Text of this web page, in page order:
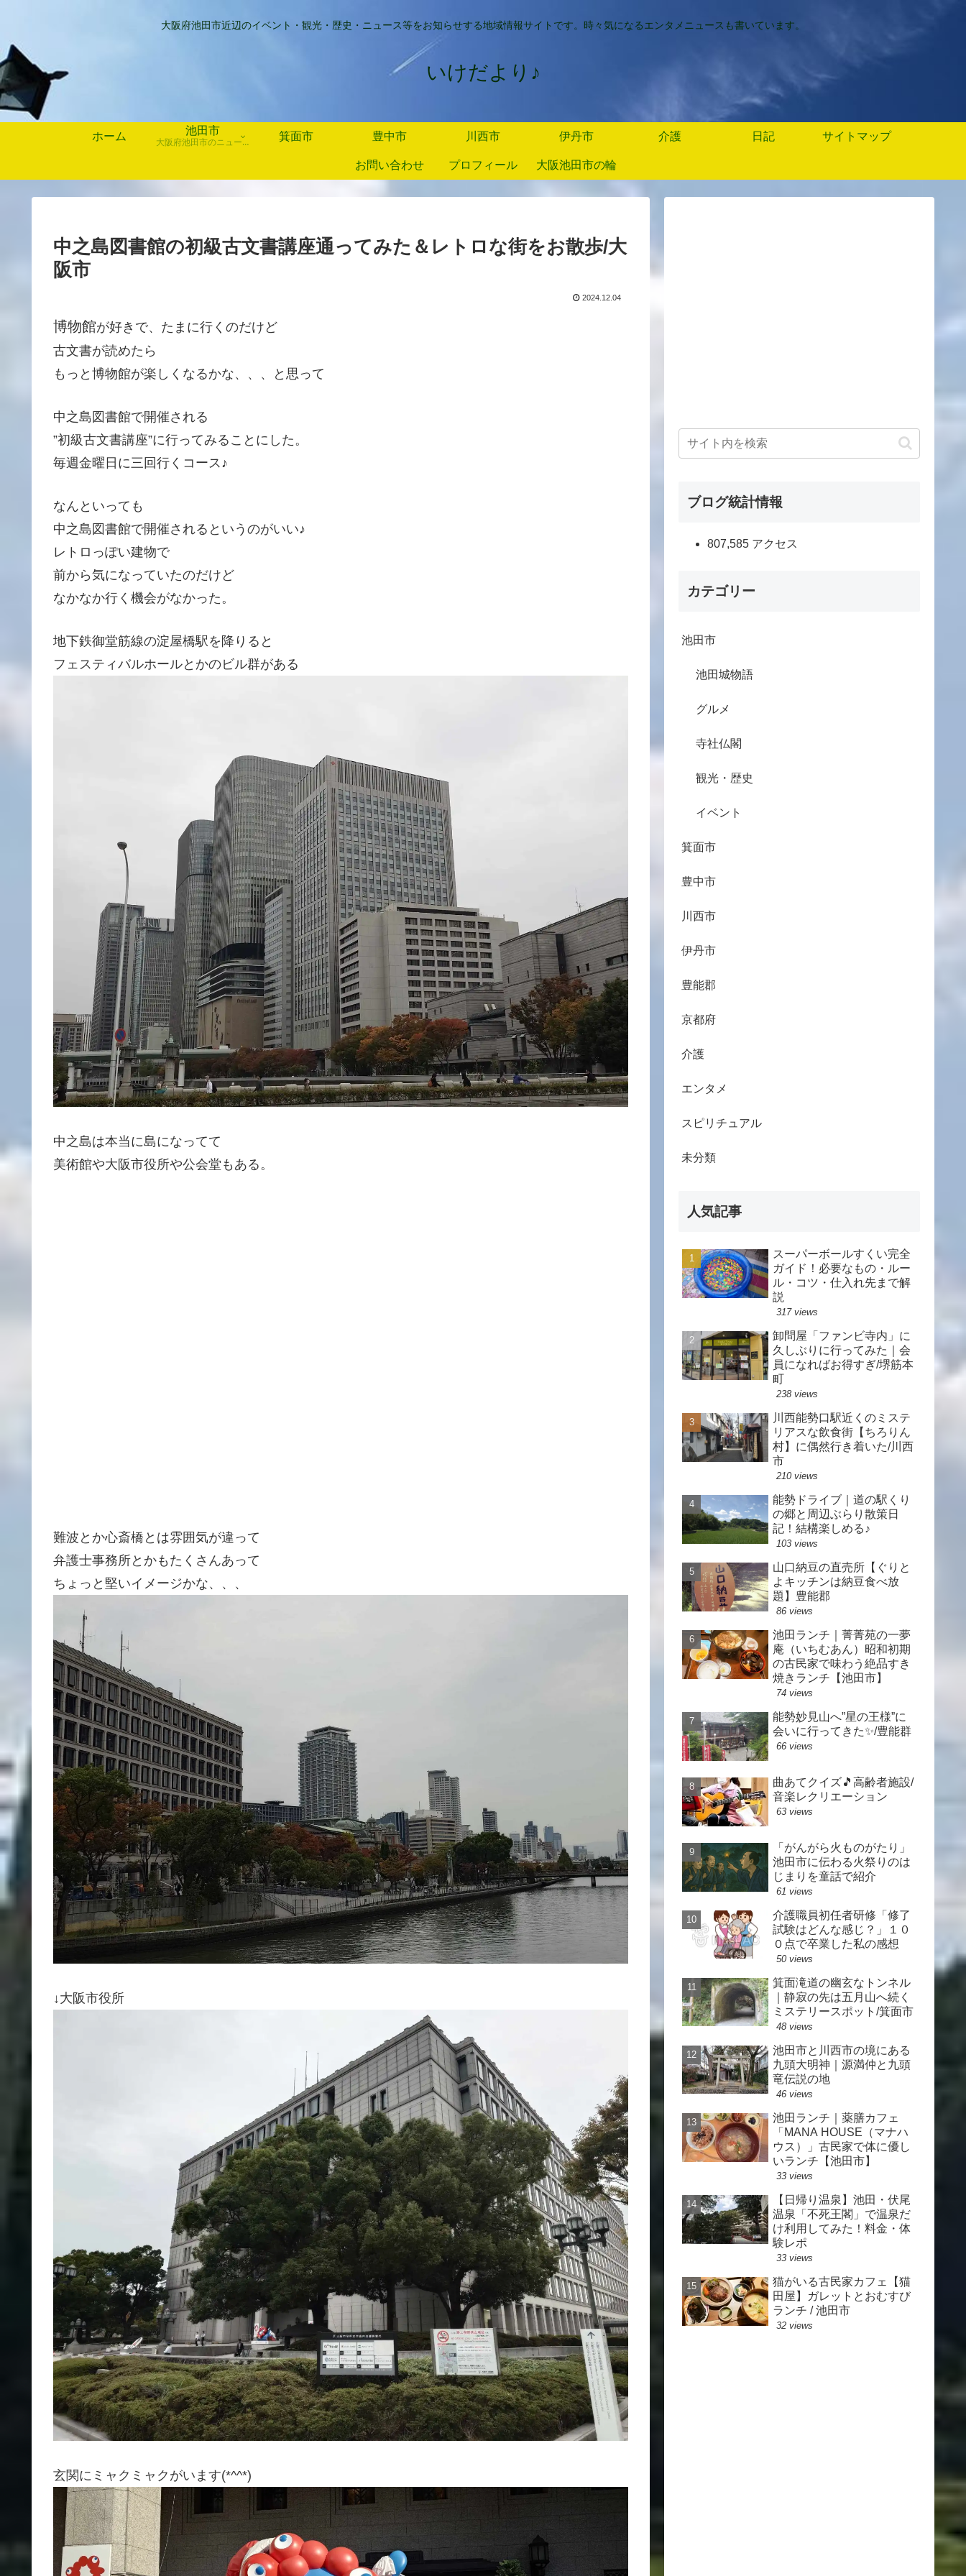
大阪府池田市近辺のイベント・観光・歴史・ニュース等をお知らせする地域情報サイトです。時々気になるエンタメニュースも書いています。
いけだより♪
ホーム
池田市
大阪府池田市のニュース、歴史や行事、お店情報など
箕面市 豊中市 川西市 伊丹市 介護 日記 サイトマップ
お問い合わせ プロフィール 大阪池田市の輪
中之島図書館の初級古文書講座通ってみた＆レトロな街をお散歩/大
阪市
2024.12.04
博物館が好きで、たまに行くのだけど
古文書が読めたら
もっと博物館が楽しくなるかな、、、と思って
中之島図書館で開催される
”初級古文書講座”に行ってみることにした。
毎週金曜日に三回行くコース♪
なんといっても
中之島図書館で開催されるというのがいい♪
レトロっぽい建物で
前から気になっていたのだけど
なかなか行く機会がなかった。
地下鉄御堂筋線の淀屋橋駅を降りると
フェスティバルホールとかのビル群がある
中之島は本当に島になってて
美術館や大阪市役所や公会堂もある。
難波とか心斎橋とは雰囲気が違って
弁護士事務所とかもたくさんあって
ちょっと堅いイメージかな、、、
↓大阪市役所
玄関にミャクミャクがいます(*^^*)
ブログ統計情報
807,585 アクセス
カテゴリー
池田市
池田城物語
グルメ
寺社仏閣
観光・歴史
イベント
箕面市
豊中市
川西市
伊丹市
豊能郡
京都府
介護
エンタメ
スピリチュアル
未分類
人気記事
スーパーボールすくい完全
ガイド！必要なもの・ルー
ル・コツ・仕入れ先まで解
説
317 views
卸問屋「ファンビ寺内」に
久しぶりに行ってみた｜会
員になればお得すぎ/堺筋本
町
238 views
川西能勢口駅近くのミステ
リアスな飲食街【ちろりん
村】に偶然行き着いた/川西
市
210 views
能勢ドライブ｜道の駅くり
の郷と周辺ぶらり散策日
記！結構楽しめる♪
103 views
山口納豆の直売所【ぐりと
よキッチンは納豆食べ放
題】豊能郡
86 views
池田ランチ｜菁菁苑の一夢
庵（いちむあん）昭和初期
の古民家で味わう絶品すき
焼きランチ【池田市】
74 views
能勢妙見山へ”星の王様”に
会いに行ってきた✨/豊能群
66 views
曲あてクイズ🎵高齢者施設/
音楽レクリエーション
63 views
「がんがら火ものがたり」
池田市に伝わる火祭りのは
じまりを童話で紹介
61 views
介護職員初任者研修「修了
試験はどんな感じ？」１０
０点で卒業した私の感想
50 views
箕面滝道の幽玄なトンネル
｜静寂の先は五月山へ続く
ミステリースポット/箕面市
48 views
池田市と川西市の境にある
九頭大明神｜源満仲と九頭
竜伝説の地
46 views
池田ランチ｜薬膳カフェ
「MANA HOUSE（マナハ
ウス）」古民家で体に優し
いランチ【池田市】
33 views
【日帰り温泉】池田・伏尾
温泉「不死王閣」で温泉だ
け利用してみた！料金・体
験レポ
33 views
猫がいる古民家カフェ【猫
田屋】ガレットとおむすび
ランチ / 池田市
32 views